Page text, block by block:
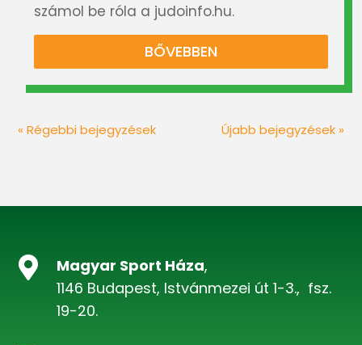
számol be róla a judoinfo.hu.
BŐVEBBEN
« Régebbi bejegyzések Újabb bejegyzések »
 Magyar Sport Háza,
1146 Budapest, Istvánmezei út 1-3., fsz.
19-20.